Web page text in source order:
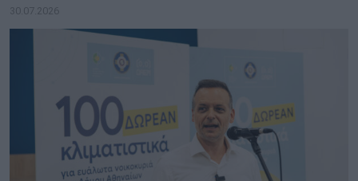
30.07.2026